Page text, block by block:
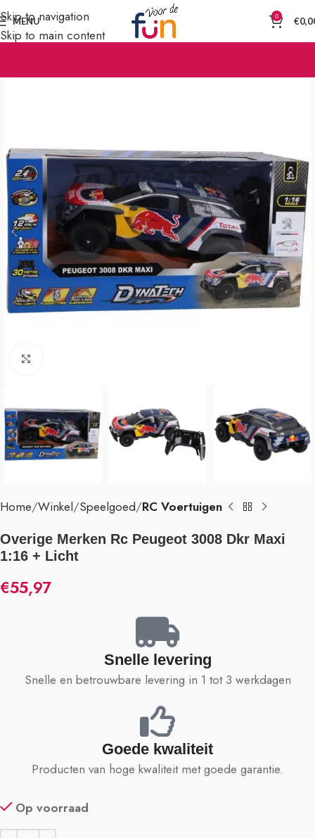
Skip to navigation
Skip to main content
MENU 0 €
Home Winkel Speelgoed RC Voertuigen
Overige Merken Rc Peugeot 3008 Dkr Maxi
1:16 + Licht
€55,97
Snelle levering
Snelle en betrouwbare levering in 1 tot 3 werkdagen
Goede kwaliteit
Producten van hoge kwaliteit met goede garantie.
Op voorraad